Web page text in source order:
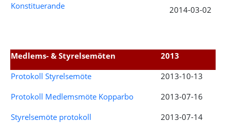
Konstituerande
2014-03-02
Medlems- & Styrelsemöten
2013
Protokoll Styrelsemöte
2013-10-13
Protokoll Medlemsmöte Kopparbo
2013-07-16
Styrelsemöte protokoll
2013-07-14